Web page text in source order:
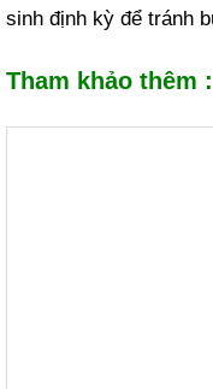
sinh định kỳ để tránh
Tham khảo thêm :